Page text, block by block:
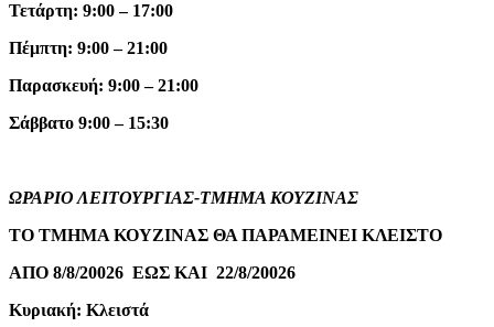
Τετάρτη: 9:00 – 17:00
Πέμπτη: 9:00 – 21:00
Παρασκευή: 9:00 – 21:00
Σάββατο 9:00 – 15:30
ΩΡΑΡΙΟ ΛΕΙΤΟΥΡΓΙΑΣ-ΤΜΗΜΑ ΚΟΥΖΙΝΑΣ
ΤΟ ΤΜΗΜΑ ΚΟΥΖΙΝΑΣ ΘΑ ΠΑΡΑΜΕΙΝΕΙ ΚΛΕΙΣΤΟ
ΑΠΟ 8/8/20026 ΕΩΣ ΚΑΙ 22/8/20026
Κυριακή: Κλειστά